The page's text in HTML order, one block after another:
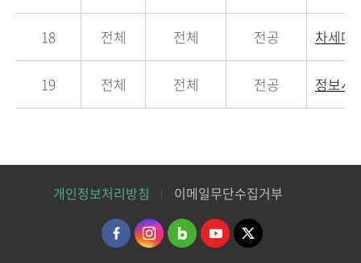
18 전체 전체 전공 차세대
19 전체 전체 전공 정보시
개인정보처리방침 이메일무단수집거부